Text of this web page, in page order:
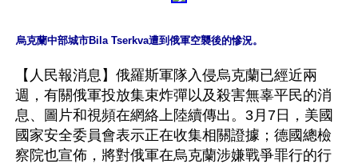
【人民報消息】俄羅斯軍隊入侵烏克蘭已經近兩
週，有關俄軍投放集束炸彈以及殺害無辜平民的消
息、圖片和視頻在網絡上陸續傳出。3月7日，美國
國家安全委員會表示正在收集相關證據；德國總檢
察院也宣佈，將對俄軍在烏克蘭涉嫌戰爭罪行的行